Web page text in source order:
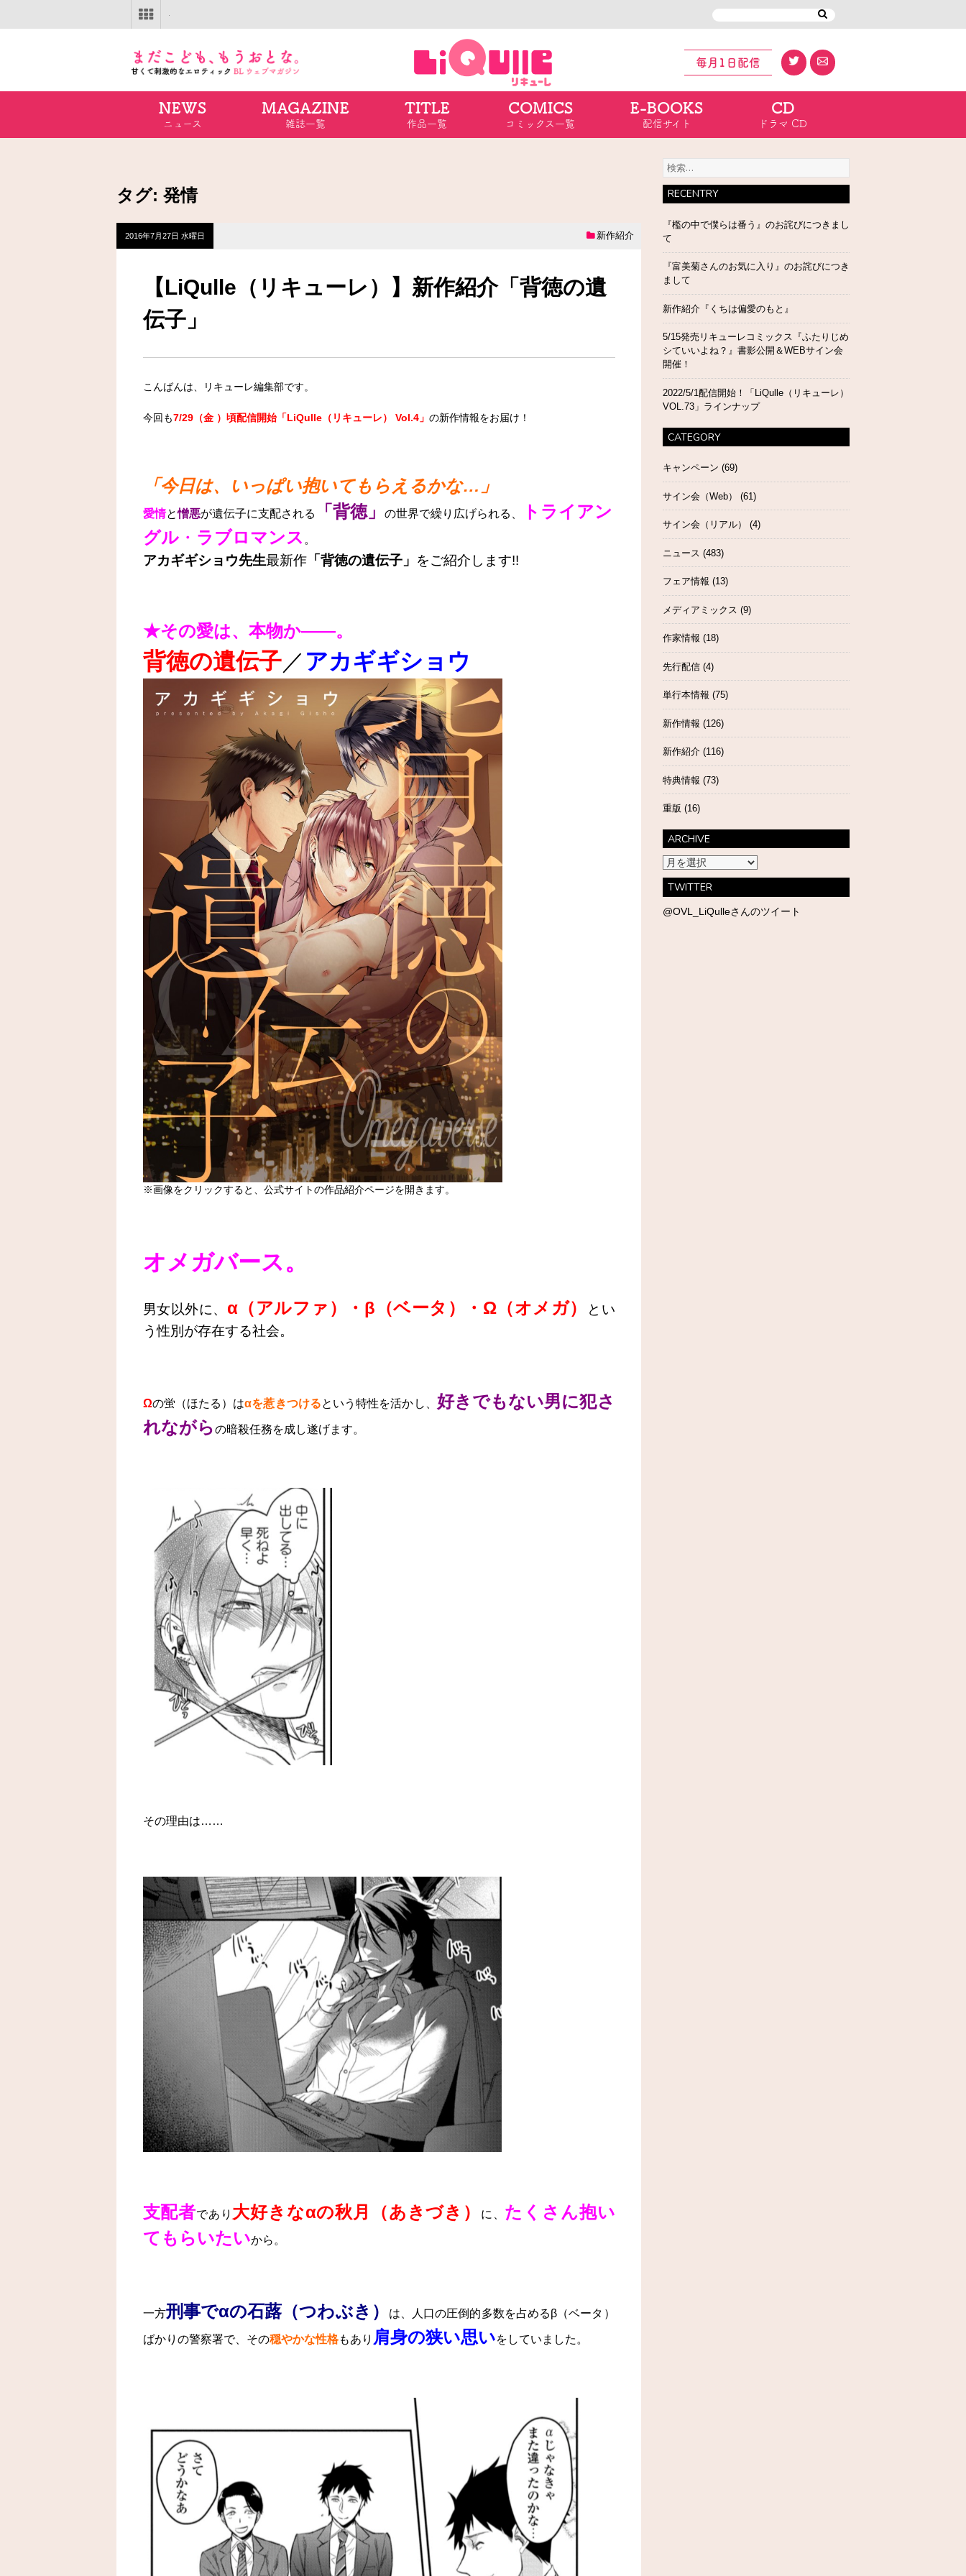
毎月1日配信
NEWS
ニュース
MAGAZINE
雑誌一覧
TITLE
作品一覧
COMICS
コミックス一覧
E-BOOKS
配信サイト
CD
ドラマ CD
タグ: 発情
2016年7月27日 水曜日 新作紹介
【LiQulle（リキューレ）】新作紹介「背徳の遺
伝子」
こんばんは、リキューレ編集部です。
今回も7/29（金 ）頃配信開始「LiQulle（リキューレ） Vol.4」 の新作情報をお届け！
「今日は、いっぱい抱いてもらえるかな…」
愛情と憎悪が遺伝子に支配される 「背徳」 の世界で繰り広げられる、
トライアン
グル・ ラブロマンス 。
アカギギショウ先生最新作「背徳の遺伝子」 をご紹介します!!
★その愛は、本物か――。
背徳の遺伝子／ アカギギショウ
※画像をクリックすると、公式サイトの作品紹介ページを開きます。
オメガバース。
男女以外に、 α（アルファ）・β（ベータ）・Ω（オメガ）
とい
う性別が存在する社会。
Ωの蛍（ほたる）はαを惹きつけるという特性を活かし、 好きでもない男に犯さ
れながらの暗殺任務を成し遂げます。
その理由は……
支配者であり 大好きなαの秋月（あきづき） に、 たくさん抱い
てもらいたいから。
一方刑事でαの石蕗（つわぶき） は、人口の圧倒的多数を占めるβ（ベータ）
ばかりの警察署で、その穏やかな性格もあり 肩身の狭い思いをしていました。
検
RECENTRY
『檻の中で僕らは番う』のお詫びにつきまし
て
『富美菊さんのお気に入り』のお詫びにつき
まして
新作紹介『くちは偏愛のもと』
5/15発売リキューレコミックス『ふたりじめ
シていいよね？』書影公開＆WEBサイン会
開催！
2022/5/1配信開始！「LiQulle（リキューレ）
VOL.73」ラインナップ
CATEGORY
キャンペーン (69)
サイン会（Web） (61)
サイン会（リアル） (4)
ニュース (483)
フェア情報 (13)
メディアミックス (9)
作家情報 (18)
先行配信 (4)
単行本情報 (75)
新作情報 (126)
新作紹介 (116)
特典情報 (73)
重版 (16)
ARCHIVE
ARCHIVE
TWITTER
@OVL_LiQulleさんのツイート